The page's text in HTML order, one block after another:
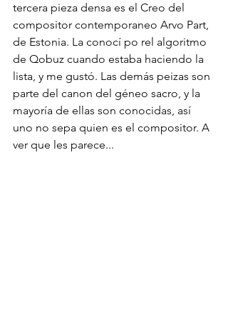
tercera pieza densa es el Creo del
compositor contemporaneo Arvo Part,
de Estonia. La conocí po rel algoritmo
de Qobuz cuando estaba haciendo la
lista, y me gustó. Las demás peizas son
parte del canon del géneo sacro, y la
mayoría de ellas son conocidas, así
uno no sepa quien es el compositor. A
ver que les parece...